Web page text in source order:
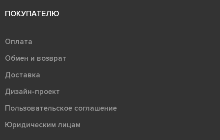
ПОКУПАТЕЛЮ
Оплата
Обмен и возврат
Доставка
Дизайн-проект
Пользовательское соглашение
Юридическим лицам